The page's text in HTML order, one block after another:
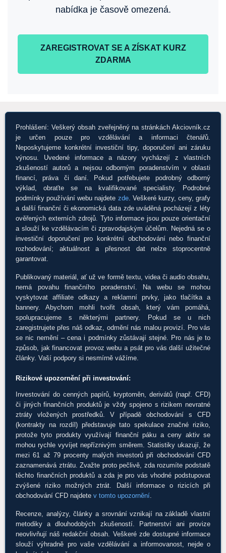
nabídka je časově omezená.
ZAREGISTROVAT SE A ZÍSKAT KURZ
ZDARMA
Prohlášení: Veškerý obsah zveřejněný na stránkách Akciovník.cz
je určen pouze pro vzdělávání a informaci čtenářů.
Neposkytujeme konkrétní investiční tipy, doporučení ani záruku
výnosu. Uvedené informace a názory vycházejí z vlastních
zkušeností autorů a nejsou odborným poradenstvím v oblasti
financí, práva či daní. Pokud potřebujete podrobný odborný
výklad, obraťte se na kvalifikované specialisty. Podrobné
podmínky používání webu najdete zde. Veškeré kurzy, ceny, grafy
a další finanční či ekonomická data zde uváděná pocházejí z léty
ověřených externích zdrojů. Tyto informace jsou pouze orientační
a slouží ke vzdělávacím či zpravodajským účelům. Nejedná se o
investiční doporučení pro konkrétní obchodování nebo finanční
rozhodování; aktuálnost a přesnost dat nelze stoprocentně
garantovat.
Publikovaný materiál, ať už ve formě textu, videa či audio obsahu,
nemá povahu finančního poradenství. Na webu se mohou
vyskytovat affiliate odkazy a reklamní prvky, jako tlačítka a
bannery. Abychom mohli tvořit obsah, který vám pomáhá,
spolupracujeme s některými partnery. Pokud se u nich
zaregistrujete přes náš odkaz, odmění nás malou provizí. Pro vás
se nic nemění – cena i podmínky zůstávají stejné. Pro nás je to
způsob, jak financovat provoz webu a psát pro vás další užitečné
články. Vaší podpory si nesmírně vážíme.
Rizikové upozornění při investování:
Investování do cenných papírů, kryptoměn, derivátů (např. CFD)
či jiných finančních produktů je vždy spojeno s rizikem nevratné
ztráty vložených prostředků. V případě obchodování s CFD
(kontrakty na rozdíl) představuje tato spekulace značné riziko,
protože tyto produkty využívají finanční páku a ceny aktiv se
mohou rychle vyvíjet nepříznivým směrem. Statistiky ukazují, že
mezi 61 až 79 procenty malých investorů při obchodování CFD
zaznamenává ztrátu. Zvažte proto pečlivě, zda rozumíte podstatě
těchto finančních produktů a zda je pro vás vhodné podstupovat
zvýšené riziko možných ztrát. Další informace o rizicích při
obchodování CFD najdete v tomto upozornění.
Recenze, analýzy, články a srovnání vznikají na základě vlastní
metodiky a dlouhodobých zkušeností. Partnerství ani provize
neovlivňují náš redakční obsah. Veškeré zde dostupné informace
slouží výhradně pro vaše vzdělávání a informovanost, nejde o